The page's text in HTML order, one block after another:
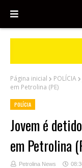
Página inicial POLÍCIA
em Petrolina (PE)
POLÍCIA
Jovem é
em Petrolina
Petrolina News